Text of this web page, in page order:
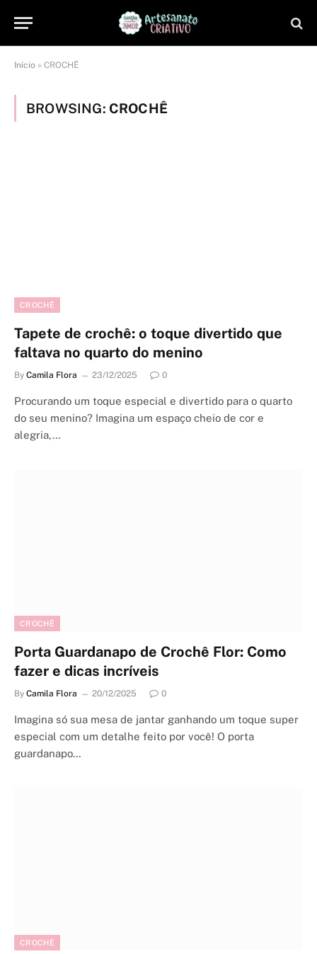
Início » CROCHÊ
BROWSING: CROCHÊ
CROCHÊ
Tapete de crochê: o toque divertido que
faltava no quarto do menino
By Camila Flora 23/12/2025 0
Procurando um toque especial e divertido para o quarto
do seu menino? Imagina um espaço cheio de cor e
alegria,…
CROCHÊ
Porta Guardanapo de Crochê Flor: Como
fazer e dicas incríveis
By Camila Flora 20/12/2025 0
Imagina só sua mesa de jantar ganhando um toque super
especial com um detalhe feito por você! O porta
guardanapo…
CROCHÊ